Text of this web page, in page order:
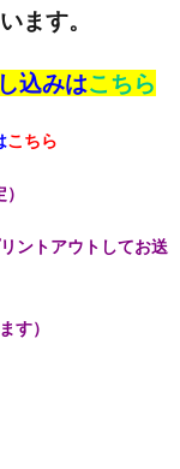
ます。
込みはこちら
こちら
トアウトしてお送
）